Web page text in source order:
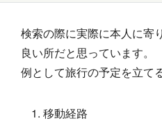
検索の際に実際に本人に寄
良い所だと思っています。
例として旅行の予定を立て
移動経路